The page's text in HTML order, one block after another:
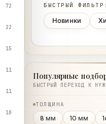
БЫСТРЫЙ ФИЛЬТР:
Новинки
72
22
15
11
11
10
Популярные
БЫСТРЫЙ ПЕРЕХОД К
ТОЛЩИНА
8 мм 10 мм